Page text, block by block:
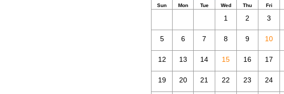
Sun Mon Tue Wed Thu Fri
1 2 3
5 6 7 8 9 10
12 13 14 15 16 17
19 20 21 22 23 24